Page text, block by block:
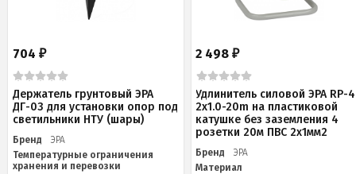
704 ₽
Держатель грунтовый ЭРА
ДГ-03 для установки опор под
светильники НТУ (шары)
Бренд
ЭРА
Температурные ограничения
хранения и перевозки
2 498₽
Удлинитель силовой ЭРА RP-
2x1.0-20m на пластиковой
катушке без заземления 4
розетки 20м ПВС 2х1мм2
Бренд
ЭРА
Материал